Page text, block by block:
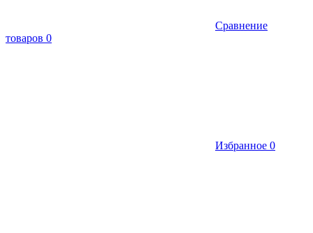
Сравнение
товаров 0
Избранное 0